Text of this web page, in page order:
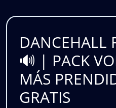
DANCEHALL
🔊 | PACK
MÁS
GRATIS